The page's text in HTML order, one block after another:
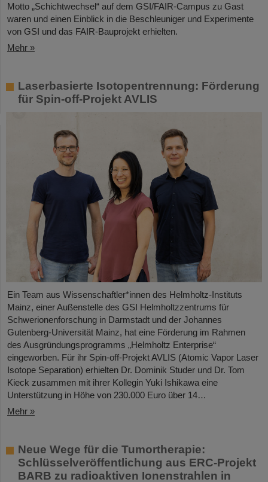
Motto „Schichtwechsel“ auf dem GSI/FAIR-Campus zu Gast
waren und einen Einblick in die Beschleuniger und Experimente
von GSI und das FAIR-Bauprojekt erhielten.
Mehr »
Laserbasierte Isotopentrennung: Förderung
für Spin-off-Projekt AVLIS
Ein Team aus Wissenschaftler*innen des Helmholtz-Instituts
Mainz, einer Außenstelle des GSI Helmholtzzentrums für
Schwerionenforschung in Darmstadt und der Johannes
Gutenberg-Universität Mainz, hat eine Förderung im Rahmen
des Ausgründungsprogramms „Helmholtz Enterprise“
eingeworben. Für ihr Spin-off-Projekt AVLIS (Atomic Vapor Laser
Isotope Separation) erhielten Dr. Dominik Studer und Dr. Tom
Kieck zusammen mit ihrer Kollegin Yuki Ishikawa eine
Unterstützung in Höhe von 230.000 Euro über 14…
Mehr »
Neue Wege für die Tumortherapie:
Schlüsselveröffentlichung aus ERC-Projekt
BARB zu radioaktiven Ionenstrahlen in